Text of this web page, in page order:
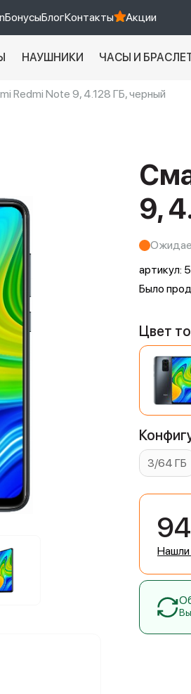
БонусыБлогКонтакты Акции
НАУШНИКИ ЧАСЫ И
Redmi Note 9, 4.128 ГБ, черный
9,
артикул:
Было
Цвет
3/64 ГБ